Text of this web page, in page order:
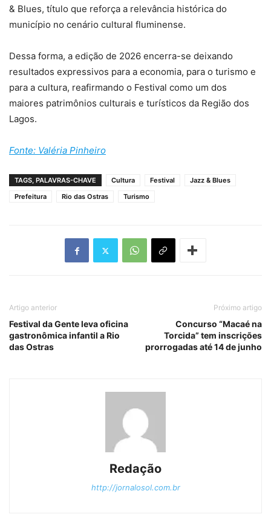
& Blues, título que reforça a relevância histórica do
município no cenário cultural fluminense.
Dessa forma, a edição de 2026 encerra-se deixando
resultados expressivos para a economia, para o turismo e
para a cultura, reafirmando o Festival como um dos
maiores patrimônios culturais e turísticos da Região dos
Lagos.
Fonte: Valéria Pinheiro
TAGS, PALAVRAS-CHAVE Cultura Festival
Jazz & Blues
Prefeitura
Rio das Ostras Turismo
Artigo anterior
Festival da Gente leva oficina
gastronômica infantil a Rio
das Ostras
Próximo artigo
Concurso “Macaé na
Torcida” tem inscrições
prorrogadas até 14 de junho
Redação
http://jornalosol.com.br